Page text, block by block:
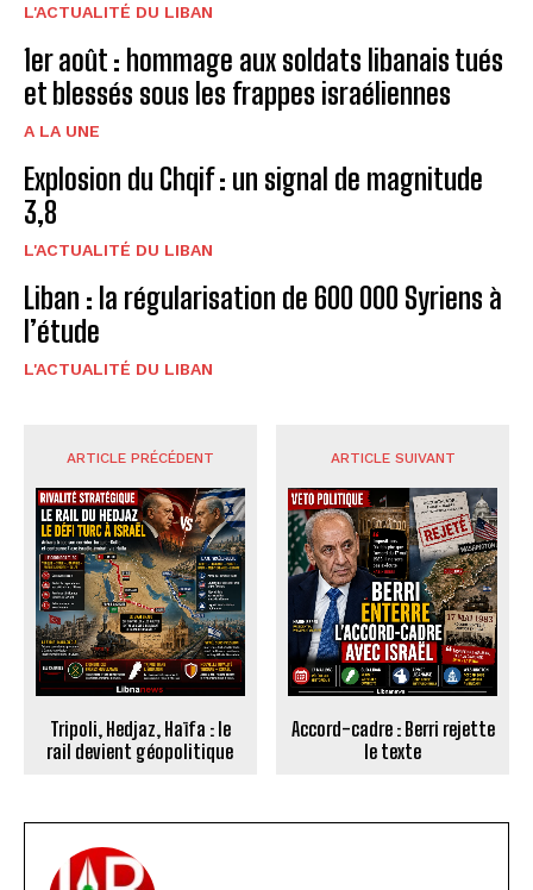
L'ACTUALITÉ DU LIBAN
1er août : hommage aux soldats libanais tués
et blessés sous les frappes israéliennes
A LA UNE
Explosion du Chqif : un signal de magnitude
3,8
L'ACTUALITÉ DU LIBAN
Liban : la régularisation de 600 000 Syriens à
l’étude
L'ACTUALITÉ DU LIBAN
ARTICLE PRÉCÉDENT
Tripoli, Hedjaz, Haïfa : le
rail devient géopolitique
ARTICLE SUIVANT
Accord-cadre : Berri rejette
le texte